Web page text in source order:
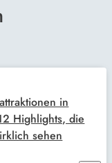
in
Highlights, die
sehen